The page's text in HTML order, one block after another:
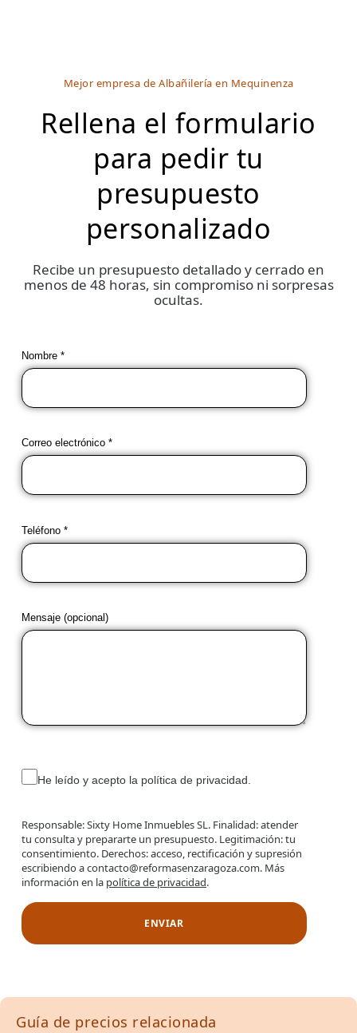
Mejor empresa de Albañilería en Mequinenza
Rellena el formulario
para pedir tu
presupuesto
personalizado
Recibe un presupuesto detallado y cerrado en
menos de 48 horas, sin compromiso ni sorpresas
ocultas.
Nombre *
Correo electrónico *
Teléfono *
Mensaje (opcional)
He leído y acepto la política de privacidad.
Responsable: Sixty Home Inmuebles SL. Finalidad: atender
tu consulta y prepararte un presupuesto. Legitimación: tu
consentimiento. Derechos: acceso, rectificación y supresión
escribiendo a contacto@reformasenzaragoza.com. Más
información en la política de privacidad.
Guía de precios relacionada